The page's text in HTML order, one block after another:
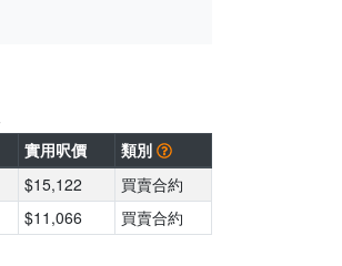
實用呎價
類別
$15,122
買賣合約
$11,066 買賣合約